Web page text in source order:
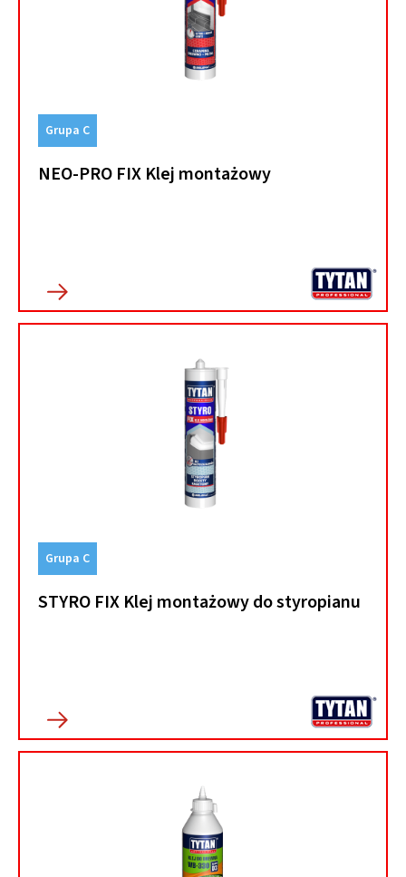
Grupa C
NEO-PRO FIX Klej montażowy
Grupa C
STYRO FIX Klej montażowy do styropianu